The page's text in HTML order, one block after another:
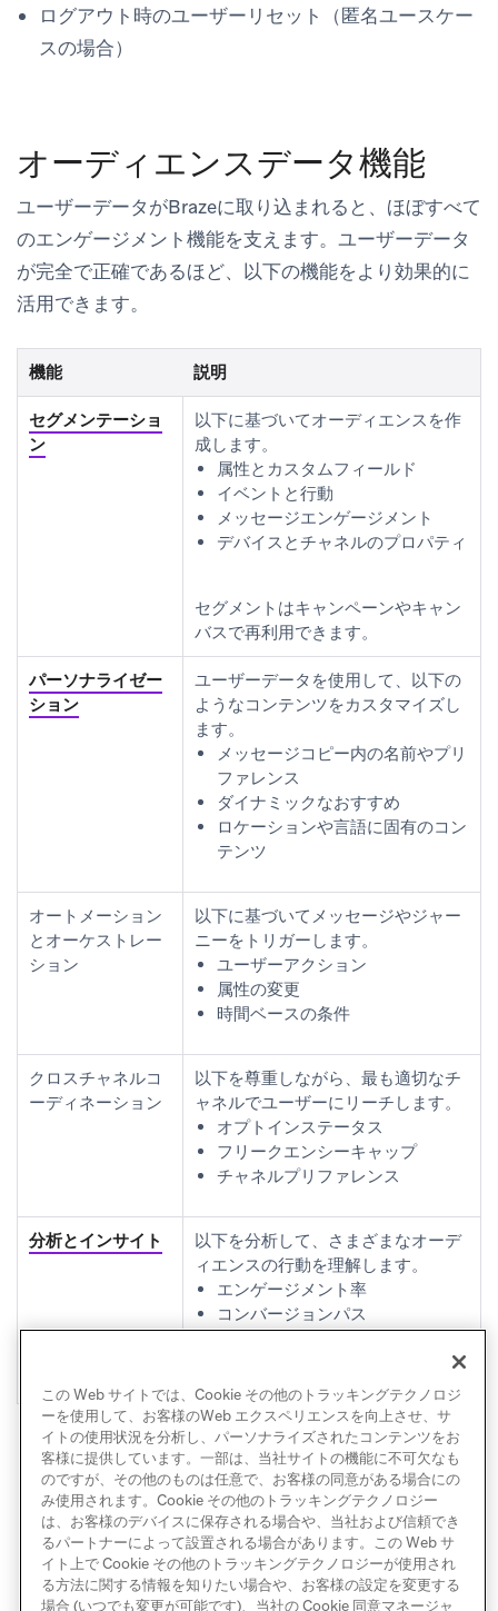
ログアウト時のユーザーリセット（匿名ユースケー
スの場合）
オーディエンスデータ機能
ユーザーデータがBrazeに取り込まれると、ほぼすべて
のエンゲージメント機能を支えます。ユーザーデータ
が完全で正確であるほど、以下の機能をより効果的に
活用できます。
機能 説明
セグメンテーショ
ン
以下に基づいてオーディエンスを作
成します。
属性とカスタムフィールド
イベントと行動
メッセージエンゲージメント
デバイスとチャネルのプロパティ
セグメントはキャンペーンやキャン
バスで再利用できます。
パーソナライゼー
ション
ユーザーデータを使用して、以下の
ようなコンテンツをカスタマイズし
ます。
メッセージコピー内の名前やプリ
ファレンス
ダイナミックなおすすめ
ロケーションや言語に固有のコン
テンツ
オートメーション
とオーケストレー
ション
以下に基づいてメッセージやジャー
ニーをトリガーします。
ユーザーアクション
属性の変更
時間ベースの条件
クロスチャネルコ
ーディネーション
以下を尊重しながら、最も適切なチ
ャネルでユーザーにリーチします。
オプトインステータス
フリークエンシーキャップ
チャネルプリファレンス
分析とインサイト
以下を分析して、さまざまなオーデ
ィエンスの行動を理解します。
エンゲージメント率
コンバージョンパス
セグメントの経時的なパフォーマ
この Web サイトでは、Cookie その他のトラッキングテクノロジ
ーを使用して、お客様のWeb エクスペリエンスを向上させ、サ
イトの使用状況を分析し、パーソナライズされたコンテンツをお
客様に提供しています。一部は、当社サイトの機能に不可欠なも
のですが、その他のものは任意で、お客様の同意がある場合にの
み使用されます。Cookie その他のトラッキングテクノロジー
は、お客様のデバイスに保存される場合や、当社および信頼でき
るパートナーによって設置される場合があります。この Web サ
イト上で Cookie その他のトラッキングテクノロジーが使用され
る方法に関する情報を知りたい場合や、お客様の設定を変更する
場合 (いつでも変更が可能です)、当社の Cookie 同意マネージャ